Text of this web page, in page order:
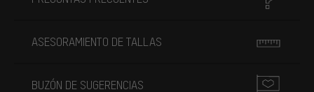
ASESORAMIENTO DE TALLAS
BUZÓN DE SUGERENCIAS